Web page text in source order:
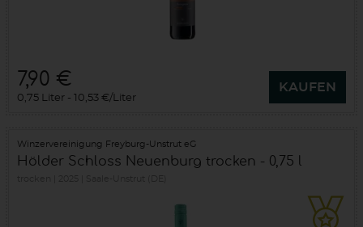
7,90 €
0,75 Liter 10,53 €/Liter
KAUFEN
Winzervereinigung Freyburg-Unstrut eG
Hölder Schloss Neuenburg trocken - 0,75 l